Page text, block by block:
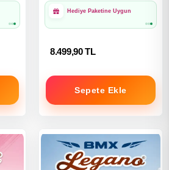
Hediye Paketine Uygun
8.499,90 TL
Sepete Ekle